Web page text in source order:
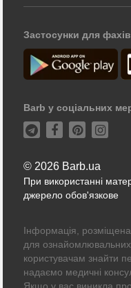
Застосунки для
Barb у соціальних
© 2026 Barb.ua
При використанні
джерело обов'язкове
Інформація,
для
користувачам знайти
надаємо медичні